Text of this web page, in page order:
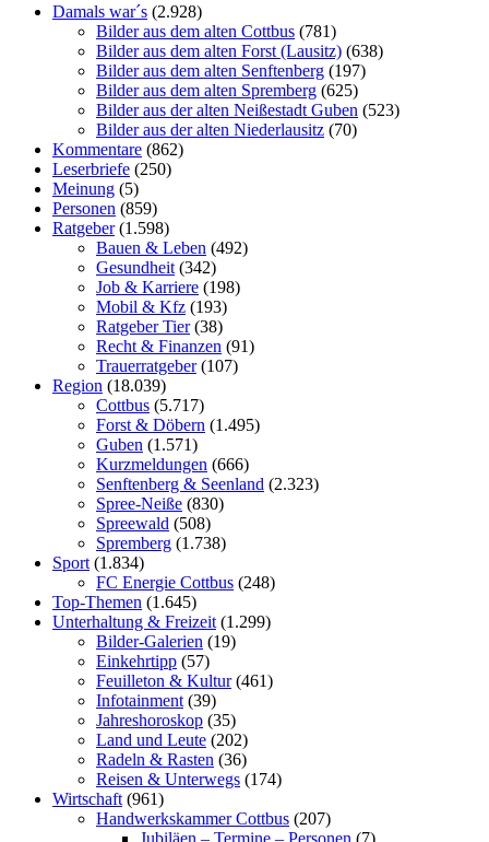
Damals war´s (2.928)
Bilder aus dem alten Cottbus (781)
Bilder aus dem alten Forst (Lausitz) (638)
Bilder aus dem alten Senftenberg (197)
Bilder aus dem alten Spremberg (625)
Bilder aus der alten Neißestadt Guben (523)
Bilder aus der alten Niederlausitz (70)
Kommentare (862)
Leserbriefe (250)
Meinung (5)
Personen (859)
Ratgeber(1.598)
Bauen & Leben (492)
Gesundheit (342)
Job & Karriere (198)
Mobil & Kfz (193)
Ratgeber Tier(38)
Recht & Finanzen (91)
Trauerratgeber(107)
Region (18.039)
Cottbus (5.717)
Forst & Döbern (1.495)
Guben (1.571)
Kurzmeldungen (666)
Senftenberg & Seenland (2.323)
Spree-Neiße (830)
Spreewald (508)
Spremberg (1.738)
Sport (1.834)
FC Energie Cottbus (248)
Top-Themen (1.645)
Unterhaltung & Freizeit (1.299)
Bilder-Galerien (19)
Einkehrtipp (57)
Feuilleton & Kultur(461)
Infotainment (39)
Jahreshoroskop (35)
Land und Leute (202)
Radeln & Rasten (36)
Reisen & Unterwegs (174)
Wirtschaft (961)
Handwerkskammer Cottbus (207)
Jubiläen – Termine – Personen (7)